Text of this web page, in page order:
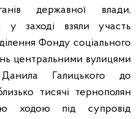
державної влади,
у заході взяли участь
Фонду соціального
центральними вулицями
Галицького до
тисячі тернополян
ходою під супровід